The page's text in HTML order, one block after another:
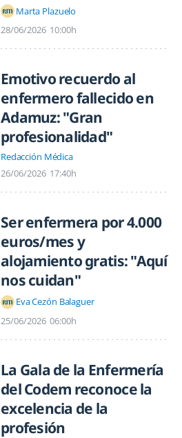
Marta Plazuelo
28/06/2026 10:00h
Emotivo recuerdo al
enfermero fallecido en
Adamuz: "Gran
profesionalidad"
Redacción Médica
26/06/2026 17:40h
Ser enfermera por 4.000
euros/mes y
alojamiento gratis: "Aquí
nos cuidan"
Eva Cezón Balaguer
25/06/2026 06:00h
La Gala de la Enfermería
del Codem reconoce la
excelencia de la
profesión